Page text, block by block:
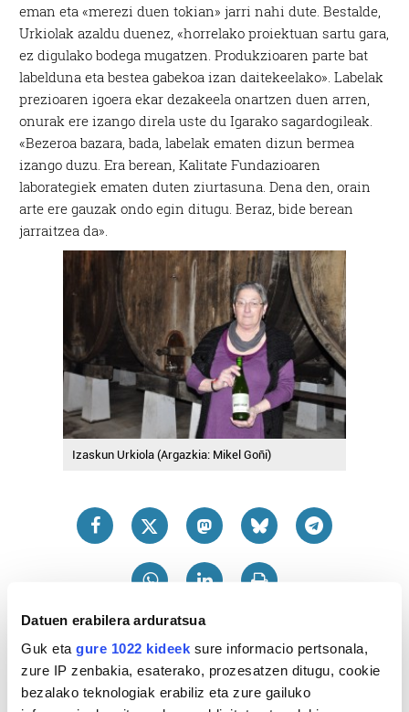
Datuen erabilera arduratsua
Guk eta gure 1022 kideek sure informacio pertsonala,
zure IP zenbakia, esaterako, prozesatzen ditugu, cookie
bezalako teknologiak erabiliz eta zure gailuko
eman eta «merezi duen tokian» jarri nahi dute. Bestalde,
Urkiolak azaldu duenez, «horrelako proiektuan sartu gara,
ez digulako bodega mugatzen. Produkzioaren parte bat
labelduna eta bestea gabekoa izan daitekeelako». Labelak
prezioaren igoera ekar dezakeela onartzen duen arren,
onurak ere izango direla uste du Igarako sagardogileak.
«Bezeroa bazara, bada, labelak ematen dizun bermea
izango duzu. Era berean, Kalitate Fundazioaren
laborategiek ematen duten ziurtasuna. Dena den, orain
arte ere gauzak ondo egin ditugu. Beraz, bide berean
jarraitzea da».
Izaskun Urkiola (Argazkia: Mikel Goñi)